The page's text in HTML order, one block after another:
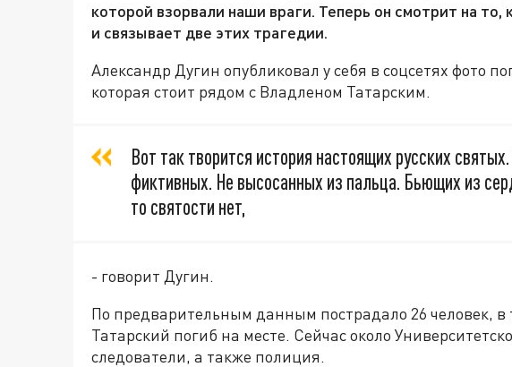
которой взорвали наши враги. Теперь он смотрит на то,
и связывает две этих трагедии.
Александр Дугин опубликовал у себя в соцсетях фото
которая стоит рядом с Владленом Татарским.
Вот так творится история настоящих русских
фиктивных. Не высосанных из пальца. Бьющих из
то святости нет,
- говорит Дугин.
По предварительным данным пострадало 26 человек, в
Татарский погиб на месте. Сейчас около
следователи, а также полиция.